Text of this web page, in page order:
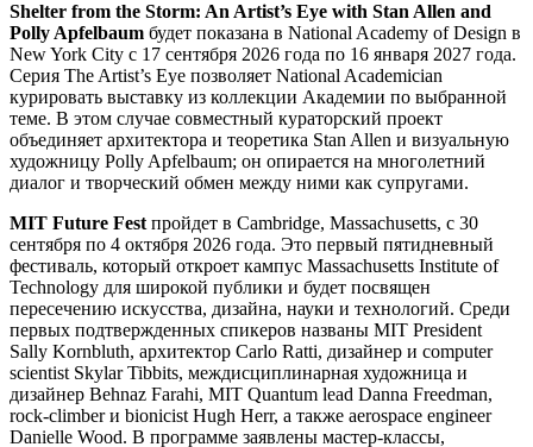
Shelter from the Storm: An Artist’s Eye with Stan Allen and
Polly Apfelbaum будет показана в National Academy of Design в
New York City с 17 сентября 2026 года по 16 января 2027 года.
Серия The Artist’s Eye позволяет National Academician
курировать выставку из коллекции Академии по выбранной
теме. В этом случае совместный кураторский проект
объединяет архитектора и теоретика Stan Allen и визуальную
художницу Polly Apfelbaum; он опирается на многолетний
диалог и творческий обмен между ними как супругами.
MIT Future Fest пройдет в Cambridge, Massachusetts, с 30
сентября по 4 октября 2026 года. Это первый пятидневный
фестиваль, который откроет кампус Massachusetts Institute of
Technology для широкой публики и будет посвящен
пересечению искусства, дизайна, науки и технологий. Среди
первых подтвержденных спикеров названы MIT President
Sally Kornbluth, архитектор Carlo Ratti, дизайнер и computer
scientist Skylar Tibbits, междисциплинарная художница и
дизайнер Behnaz Farahi, MIT Quantum lead Danna Freedman,
rock-climber и bionicist Hugh Herr, а также aerospace engineer
Danielle Wood. В программе заявлены мастер-классы,